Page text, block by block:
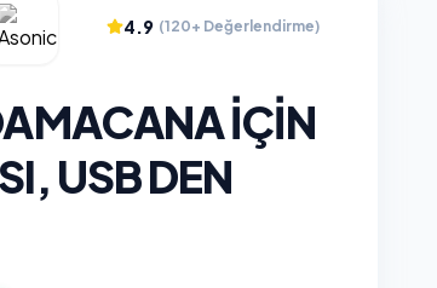
4.9 (120+ Değerlendirme)
IÇIN
USB DEN